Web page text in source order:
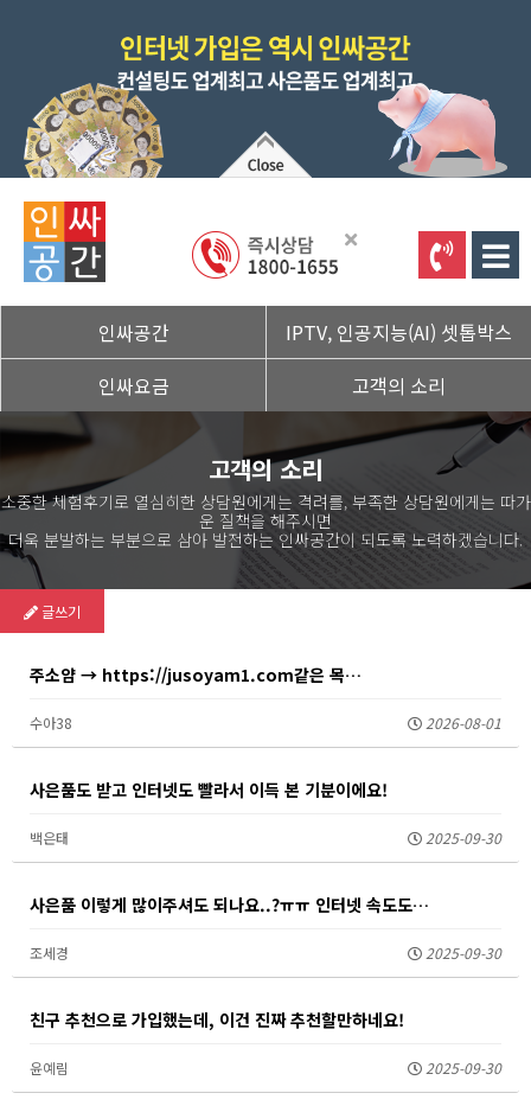
인싸공간
사은품지급
IPTV, 인공지능(AI) 셋톱박스
SK / 셋톱박스, 편성표
KT / 셋톱박스, 편성표
LG / 셋톱박스, 편성표
SKY 라이프 / 셋톱박스, 편성표
인싸요금
SK / 상품소개
KT / 상품소개
LG / 상품소개
SKY 라이프 / 상품소개
고객의 소리
이용후기
고객의 소리
소중한 체험후기로 열심히한 상담원에게는 격려를, 부족한 상담원에게는 따가
운 질책을 해주시면
더욱 분발하는 부분으로 삼아 발전하는 인싸공간이 되도록 노력하겠습니다.
글쓰기
주소얌 → https://jusoyam1.com같은 목…
수아38 2026-08-01
사은품도 받고 인터넷도 빨라서 이득 본 기분이에요!
백은태 2025-09-30
사은품 이렇게 많이주셔도 되나요..?ㅠㅠ 인터넷 속도도…
조세경 2025-09-30
친구 추천으로 가입했는데, 이건 진짜 추천할만하네요!
윤예림 2025-09-30